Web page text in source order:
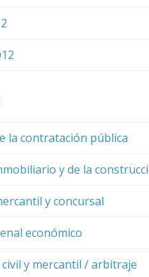
la contratación pública
y de la
y concursal
económico
y mercantil / arbitraje